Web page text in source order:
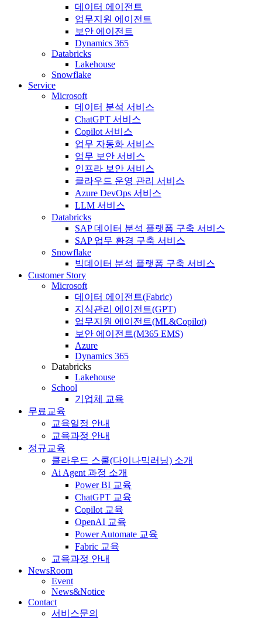
데이터 에이전트
업무지원 에이전트
보안 에이전트
Dynamics 365
Databricks
Lakehouse
Snowflake
Service
Microsoft
데이터 분석 서비스
ChatGPT 서비스
Copilot 서비스
업무 자동화 서비스
업무 보안 서비스
인프라 보안 서비스
클라우드 운영 관리 서비스
Azure DevOps 서비스
LLM 서비스
Databricks
SAP 데이터 분석 플랫폼 구축 서비스
SAP 업무 환경 구축 서비스
Snowflake
빅데이터 분석 플랫폼 구축 서비스
Customer Story
Microsoft
데이터 에이전트(Fabric)
지식관리 에이전트(GPT)
업무지원 에이전트(ML&Copilot)
보안 에이전트(M365 EMS)
Azure
Dynamics 365
Databricks
Lakehouse
School
기업체 교육
무료교육
교육일정 안내
교육과정 안내
정규교육
클라우드 스쿨(다이나믹러닝) 소개
Ai Agent 과정 소개
Power BI 교육
ChatGPT 교육
Copilot 교육
OpenAI 교육
Power Automate 교육
Fabric 교육
교육과정 안내
NewsRoom
Event
News&Notice
Contact
서비스문의